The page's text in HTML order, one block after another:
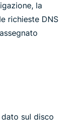
la
richieste DNS
dato sul disco